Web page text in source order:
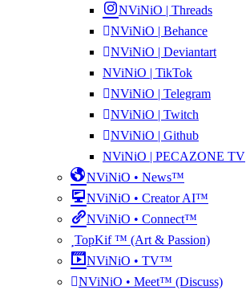
NViNiO | Threads
NViNiO | Behance
NViNiO | Deviantart
NViNiO | TikTok
NViNiO | Telegram
NViNiO | Twitch
NViNiO | Github
NViNiO | PECAZONE TV
NViNiO • News™
NViNiO • Creator AI™
NViNiO • Connect™
TopKif ™ (Art & Passion)
NViNiO • TV™
NViNiO • Meet™ (Discuss)